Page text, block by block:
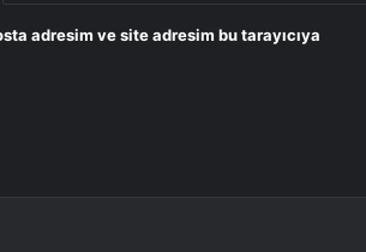
adresim ve site adresim bu tarayıcıya